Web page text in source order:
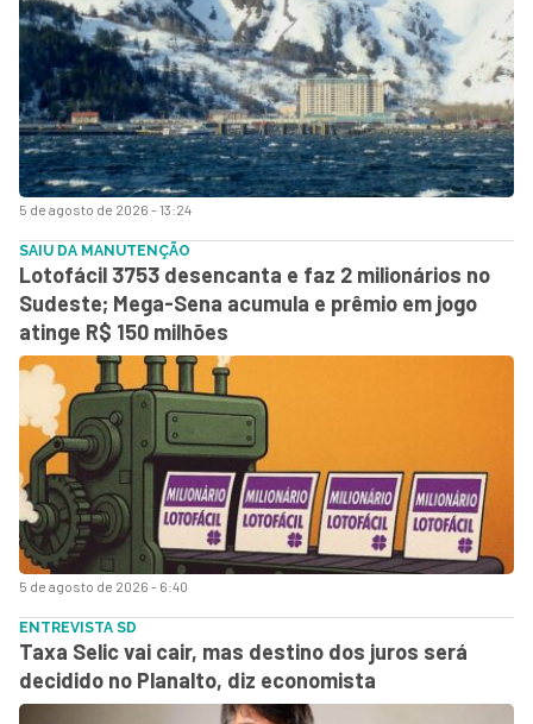
5 de agosto de 2026 - 13:24
5 de agosto de 2026 - 6:40
SAIU DA MANUTENÇÃO
Lotofácil 3753 desencanta e faz 2 milionários no
Sudeste; Mega-Sena acumula e prêmio em jogo
atinge R$ 150 milhões
ENTREVISTA SD
Taxa Selic vai cair, mas destino dos juros será
decidido no Planalto, diz economista